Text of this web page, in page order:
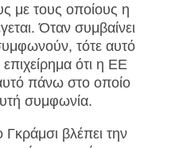
με τους οποίους η
Όταν συμβαίνει
τότε αυτό
ότι η ΕΕ
πάνω στο οποίο
συμφωνία.
Γκράμσι βλέπει την